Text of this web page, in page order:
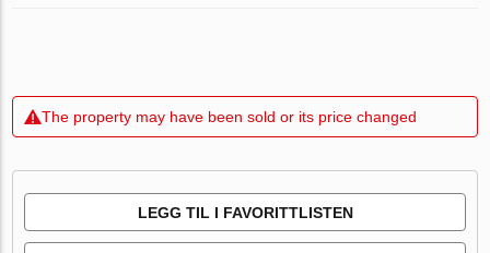
The property may have been sold or its price changed
LEGG TIL I FAVORITTLISTEN